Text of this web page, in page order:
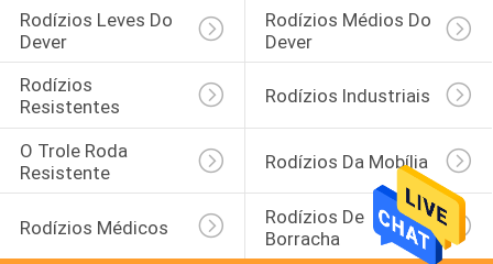
Rodízios Leves Do
Dever
Rodízios Médios Do
Dever
Rodízios
Resistentes
Rodízios Industriais
O Trole Roda
Resistente
Rodízios Da Mobília
Rodízios Médicos
Rodízios De
Borracha